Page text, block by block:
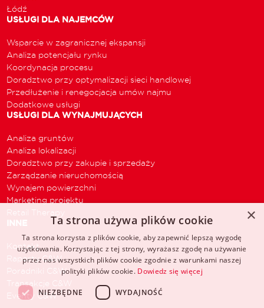
Łódź
USŁUGI DLA NAJEMCÓW
Wsparcie w zagranicznej ekspansji
Analiza potencjału rynku
Koordynacja procesu
Doradztwo przy optymalizacji sieci handlowej
Przedłużenie i renegocjacja umów najmu
Dodatkowe usługi
USŁUGI DLA WYNAJMUJĄCYCH
Analiza gruntów
Analiza lokalizacji
Doradztwo przy zakupie i sprzedaży
Zarządzanie nieruchomością
Wynajem powierzchni
Marketing projektu
Retail Therapy
INNE
Kontakt
Raporty C&W
Poradniki C&W
Transakcje C&W
Eventy C&W
×
Ta strona używa plików cookie
Ta strona korzysta z plików cookie, aby zapewnić lepszą wygodę
użytkowania. Korzystając z tej strony, wyrażasz zgodę na używanie
przez nas wszystkich plików cookie zgodnie z warunkami naszej
polityki plików cookie. Dowiedz się więcej
NIEZBĘDNE WYDAJNOŚĆ